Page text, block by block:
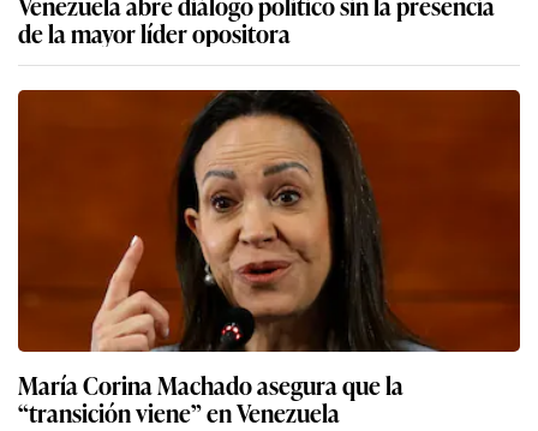
de la mayor líder opositora
María Corina Machado asegura que la
“transición viene” en Venezuela